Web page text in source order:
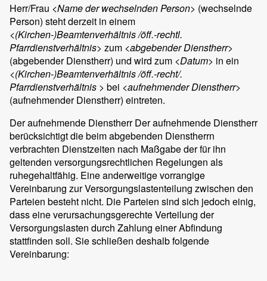
Herr/Frau <Name der wechselnden Person> (wechselnde
Person) steht derzeit in einem
<(Kirchen-)Beamtenverhältnis /öff.-rechtl.
Pfarrdienstverhältnis> zum <abgebender Dienstherr>
(abgebender Dienstherr) und wird zum <Datum> in ein
<(Kirchen-)Beamtenverhältnis /öff.-recht/.
Pfarrdienstverhältnis > bei <aufnehmender Dienstherr>
(aufnehmender Dienstherr) eintreten.
Der aufnehmende Dienstherr Der aufnehmende Dienstherr
berücksichtigt die beim abgebenden Dienstherrn
verbrachten Dienstzeiten nach Maßgabe der für ihn
geltenden versorgungsrechtlichen Regelungen als
ruhegehaltfähig. Eine anderweitige vorrangige
Vereinbarung zur Versorgungslastenteilung zwischen den
Parteien besteht nicht. Die Parteien sind sich jedoch einig,
dass eine verursachungsgerechte Verteilung der
Versorgungslasten durch Zahlung einer Abfindung
stattfinden soll. Sie schließen deshalb folgende
Vereinbarung: